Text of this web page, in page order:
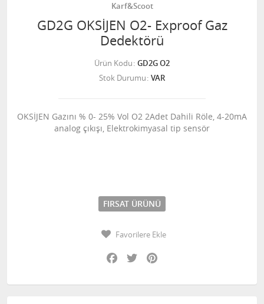
Karf&Scoot
GD2G OKSİJEN O2- Exproof Gaz
Dedektörü
Ürün Kodu GD2G O2
Stok Durumu VAR
OKSİJEN Gazını % 0- 25% Vol O2 2Adet Dahili Röle, 4-20mA
analog çıkışı, Elektrokimyasal tip sensör
FIRSAT ÜRÜNÜ
Favorilere Ekle
Facebook
Twitter